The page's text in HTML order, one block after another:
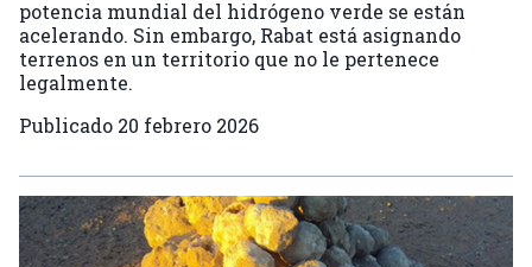
potencia mundial del hidrógeno verde se están
acelerando. Sin embargo, Rabat está asignando
terrenos en un territorio que no le pertenece
legalmente.
Publicado 20 febrero 2026